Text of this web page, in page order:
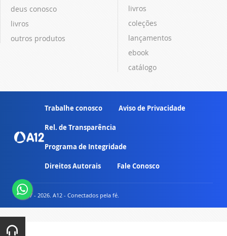
deus conosco
livros
outros produtos
livros
coleções
lançamentos
ebook
catálogo
Trabalhe conosco Aviso de Privacidade
Rel. de Transparência
Programa de Integridade
Direitos Autorais Fale Conosco
© 2007 - 2026. A12 - Conectados pela fé.